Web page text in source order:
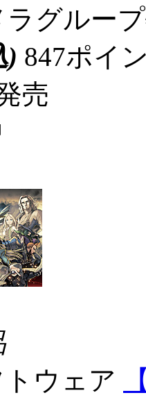
ラグルー
) 847ポイ
売
ウェア